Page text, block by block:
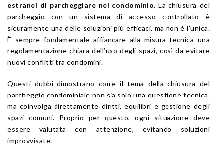
estranei di parcheggiare nel condominio. La chiusura del
parcheggio con un sistema di accesso controllato è
sicuramente una delle soluzioni più efficaci, ma non è l’unica.
È sempre fondamentale affiancare alla misura tecnica una
regolamentazione chiara dell’uso degli spazi, così da evitare
nuovi conflitti tra condomini.
Questi dubbi dimostrano come il tema della chiusura del
parcheggio condominiale non sia solo una questione tecnica,
ma coinvolga direttamente diritti, equilibri e gestione degli
spazi comuni. Proprio per questo, ogni situazione deve
essere valutata con attenzione, evitando soluzioni
improvvisate.